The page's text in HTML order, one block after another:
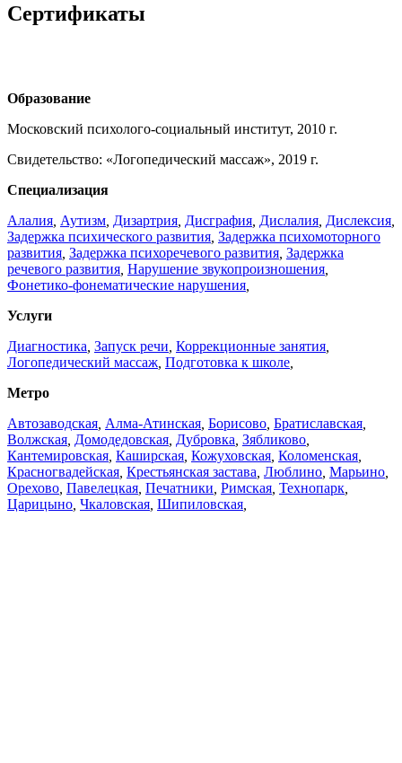
Сертификаты
Образование
Московский психолого-социальный институт, 2010 г.
Свидетельство: «Логопедический массаж», 2019 г.
Специализация
Алалия Аутизм Дизартрия Дисграфия Дислалия Дислексия
Задержка психического развития Задержка психомоторного
развития Задержка психоречевого развития Задержка
речевого развития Нарушение звукопроизношения
Фонетико-фонематические нарушения
Услуги
Диагностика Запуск речи Коррекционные занятия
Логопедический массаж Подготовка к школе
Метро
Автозаводская Алма-Атинская Борисово Братиславская
Волжская Домодедовская Дубровка Зябликово
Кантемировская Каширская Кожуховская Коломенская
Красногвадейская Крестьянская застава Люблино Марьино
Орехово Павелецкая Печатники Римская Технопарк
Царицыно Чкаловская Шипиловская